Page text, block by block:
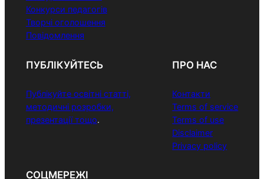
Конкурси педагогів
Творчі оголошення
Повідомлення
ПУБЛІКУЙТЕСЬ
Публікуйте освітні статті,
методичні розробки,
презентації тощо.
ПРО НАС
Контакти
Terms of service
Terms of use
Disclaimer
Privacy policy
СОЦМЕРЕЖІ